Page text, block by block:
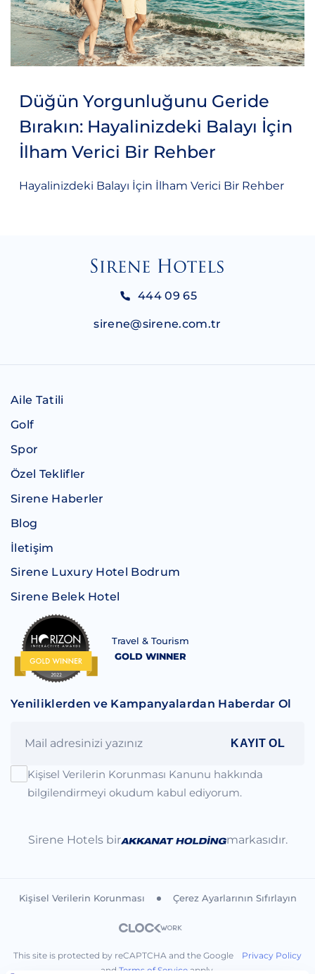
Düğün Yorgunluğunu Geride
Bırakın: Hayalinizdeki Balayı İçin
İlham Verici Bir Rehber
Hayalinizdeki Balayı İçin İlham Verici Bir Rehber
444 09 65
sirene@sirene.com.tr
Aile Tatili
Golf
Spor
Özel Teklifler
Sirene Haberler
Blog
İletişim
Sirene Luxury Hotel Bodrum
Sirene Belek Hotel
Travel & Tourism
GOLD WINNER
Yeniliklerden ve Kampanyalardan Haberdar Ol
KAYIT OL
Kişisel Verilerin Korunması Kanunu hakkında
bilgilendirmeyi okudum kabul ediyorum.
Sirene Hotels bir markasıdır.
Kişisel Verilerin Korunması Çerez Ayarlarının Sıfırlayın
This site is protected by reCAPTCHA and the Google Privacy Policy
and Terms of Serviceapply.